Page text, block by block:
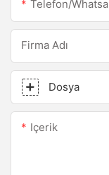
Telefon/
Firma Adı
Dosya
Içerik